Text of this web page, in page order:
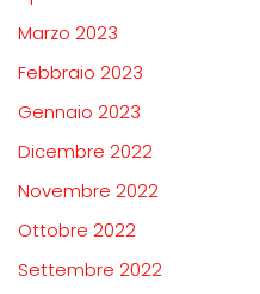
Marzo 2023
Febbraio 2023
Gennaio 2023
Dicembre 2022
Novembre 2022
Ottobre 2022
Settembre 2022